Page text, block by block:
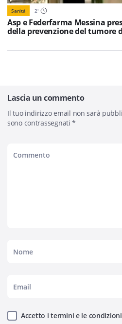
Sanità 2'
Asp e Federfarma Messina
della prevenzione del tumore
Lascia un commento
Il tuo indirizzo email non sarà
sono contrassegnati*
Accetto i termini e le condizioni